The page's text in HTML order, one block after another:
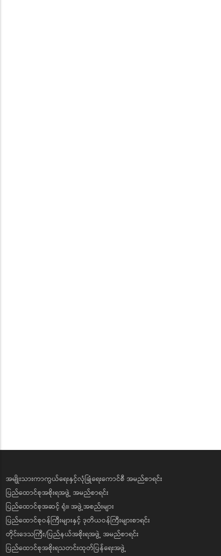
အမျိုးသားကာကွယ်ရေးနှင့်လုံခြုံရေးကောင်စီ အမည်စာရင်း
ပြည်ထောင်စုအစိုးရအဖွဲ့ အမည်စာရင်း
ပြည်ထောင်စုအဆင့် ရုံး၊ အဖွဲ့အစည်းများ
ပြည်ထောင်စုဝန်ကြီးများနှင့် ဒုတိယဝန်ကြီးများစာရင်း
တိုင်းဒေသကြီး/ပြည်နယ်အစိုးရအဖွဲ့ အမည်စာရင်း
ပြည်ထောင်စုအစိုးရသတင်းထုတ်ပြန်ရေးအဖွဲ့